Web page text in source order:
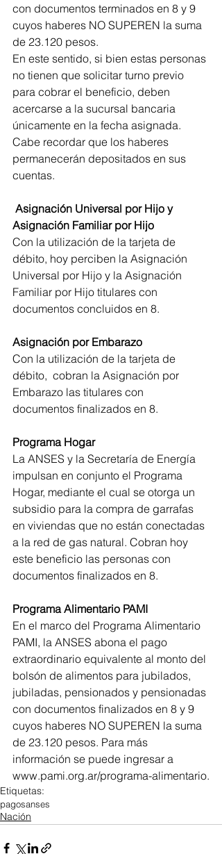
con documentos terminados en 8 y 9
cuyos haberes NO SUPEREN la suma
de 23.120 pesos.
En este sentido, si bien estas personas
no tienen que solicitar turno previo
para cobrar el beneficio, deben
acercarse a la sucursal bancaria
únicamente en la fecha asignada.
Cabe recordar que los haberes
permanecerán depositados en sus
cuentas.
Asignación Familiar por Hijo
Con la utilización de la tarjeta de
débito, hoy perciben la Asignación
Universal por Hijo y la Asignación
Familiar por Hijo titulares con
documentos concluidos en 8.
Asignación por Embarazo
Con la utilización de la tarjeta de
débito,  cobran la Asignación por
Embarazo las titulares con
documentos finalizados en 8.
Programa Hogar
La ANSES y la Secretaría de Energía
impulsan en conjunto el Programa
Hogar, mediante el cual se otorga un
subsidio para la compra de garrafas
en viviendas que no están conectadas
a la red de gas natural. Cobran hoy
este beneficio las personas con
documentos finalizados en 8.
Programa Alimentario PAMI
En el marco del Programa Alimentario
PAMI, la ANSES abona el pago
extraordinario equivalente al monto del
bolsón de alimentos para jubilados,
jubiladas, pensionados y pensionadas
con documentos finalizados en 8 y 9
cuyos haberes NO SUPEREN la suma
de 23.120 pesos. Para más
información se puede ingresar a
www.pami.org.ar/programa-alimentario.
Etiquetas:
pagosanses
Nación